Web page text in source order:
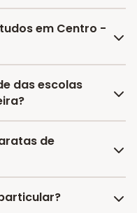
em Centro -
disponibiliza
nas mensalidades.
das escolas
Vieira é de
mais barata
de
baratas de